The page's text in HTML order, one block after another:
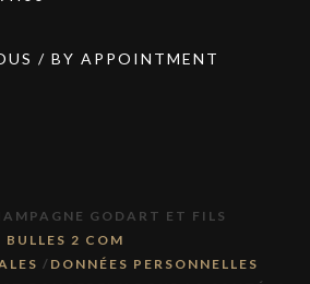
/ BY APPOINTMENT
GODART ET FILS
BULLES 2 COM
/ DONNÉES PERSONNELLES